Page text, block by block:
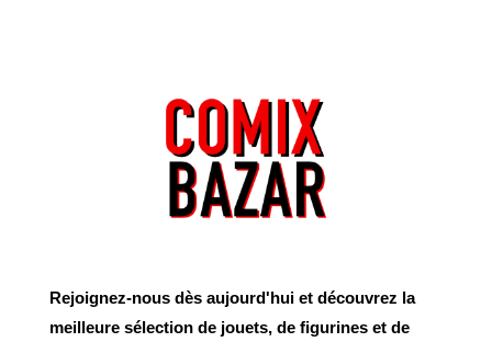
Rejoignez-nous dès aujourd'hui et découvrez la
meilleure sélection de jouets, de figurines et de